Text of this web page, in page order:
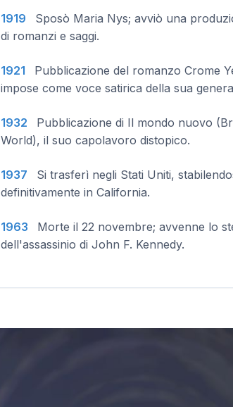
1919
Sposò Maria Nys; avviò una
di romanzi e saggi.
1921
Pubblicazione del romanzo Crome
impose come voce satirica della sua
1932
Pubblicazione di Il mondo nuovo
World), il suo capolavoro distopico.
1937
Si trasferì negli Stati Uniti,
definitivamente in California.
1963
Morte il 22 novembre; avvenne lo
dell'assassinio di John F. Kennedy.